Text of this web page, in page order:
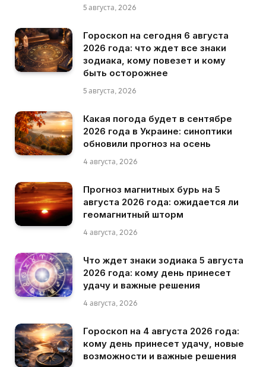
5 августа, 2026
Гороскоп на сегодня 6 августа
2026 года: что ждет все знаки
зодиака, кому повезет и кому
быть осторожнее
5 августа, 2026
Какая погода будет в сентябре
2026 года в Украине: синоптики
обновили прогноз на осень
4 августа, 2026
Прогноз магнитных бурь на 5
августа 2026 года: ожидается ли
геомагнитный шторм
4 августа, 2026
Что ждет знаки зодиака 5 августа
2026 года: кому день принесет
удачу и важные решения
4 августа, 2026
Гороскоп на 4 августа 2026 года:
кому день принесет удачу, новые
возможности и важные решения